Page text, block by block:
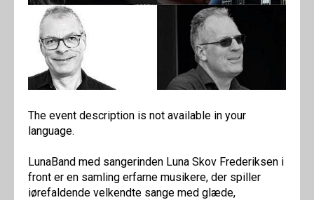
The event description is not available in your
language.
LunaBand med sangerinden Luna Skov Frederiksen i
front er en samling erfarne musikere, der spiller
iørefaldende velkendte sange med glæde,